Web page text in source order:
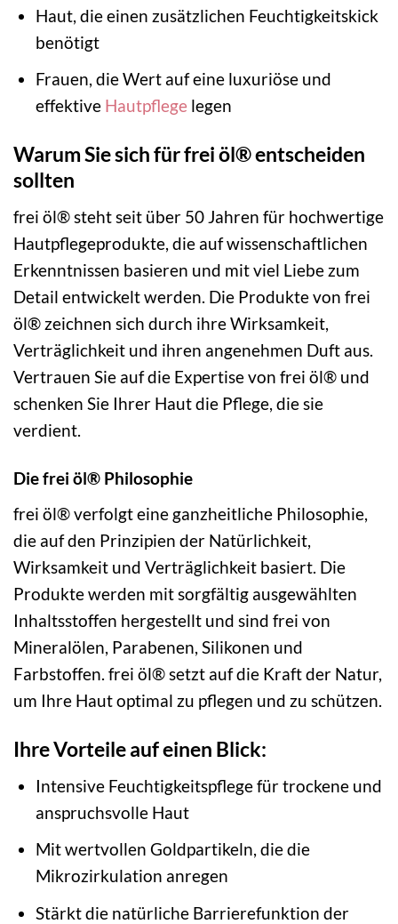
Haut, die einen zusätzlichen Feuchtigkeitskick
benötigt
Frauen, die Wert auf eine luxuriöse und
effektive Hautpflegelegen
Warum Sie sich für frei öl® entscheiden
sollten
frei öl® steht seit über 50 Jahren für hochwertige
Hautpflegeprodukte, die auf wissenschaftlichen
Erkenntnissen basieren und mit viel Liebe zum
Detail entwickelt werden. Die Produkte von frei
öl® zeichnen sich durch ihre Wirksamkeit,
Verträglichkeit und ihren angenehmen Duft aus.
Vertrauen Sie auf die Expertise von frei öl® und
schenken Sie Ihrer Haut die Pflege, die sie
verdient.
Die frei öl® Philosophie
frei öl® verfolgt eine ganzheitliche Philosophie,
die auf den Prinzipien der Natürlichkeit,
Wirksamkeit und Verträglichkeit basiert. Die
Produkte werden mit sorgfältig ausgewählten
Inhaltsstoffen hergestellt und sind frei von
Mineralölen, Parabenen, Silikonen und
Farbstoffen. frei öl® setzt auf die Kraft der Natur,
um Ihre Haut optimal zu pflegen und zu schützen.
Ihre Vorteile auf einen Blick:
Intensive Feuchtigkeitspflege für trockene und
anspruchsvolle Haut
Mit wertvollen Goldpartikeln, die die
Mikrozirkulation anregen
Stärkt die natürliche Barrierefunktion der